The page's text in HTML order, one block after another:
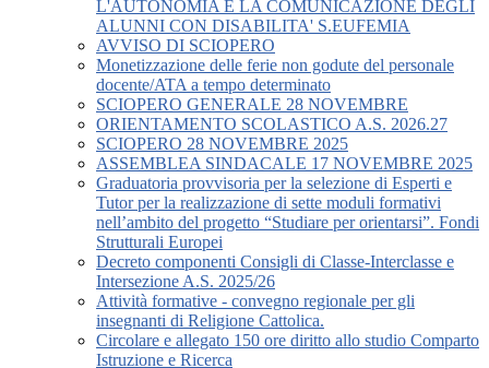
L'AUTONOMIA E LA COMUNICAZIONE DEGLI
ALUNNI CON DISABILITA' S.EUFEMIA
AVVISO DI SCIOPERO
Monetizzazione delle ferie non godute del personale
docente/ATA a tempo determinato
SCIOPERO GENERALE 28 NOVEMBRE
ORIENTAMENTO SCOLASTICO A.S. 2026.27
SCIOPERO 28 NOVEMBRE 2025
ASSEMBLEA SINDACALE 17 NOVEMBRE 2025
Graduatoria provvisoria per la selezione di Esperti e
Tutor per la realizzazione di sette moduli formativi
nell’ambito del progetto “Studiare per orientarsi”. Fondi
Strutturali Europei
Decreto componenti Consigli di Classe-Interclasse e
Intersezione A.S. 2025/26
Attività formative - convegno regionale per gli
insegnanti di Religione Cattolica.
Circolare e allegato 150 ore diritto allo studio Comparto
Istruzione e Ricerca